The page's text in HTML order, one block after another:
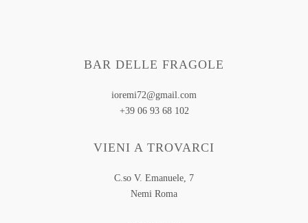
VIENI A TROVARCI
C.so V. Emanuele, 7
Nemi Roma
BAR DELLE FRAGOLE
ioremi72@gmail.com
+39 06 93 68 102